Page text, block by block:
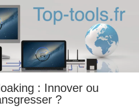
: Innover ou
?